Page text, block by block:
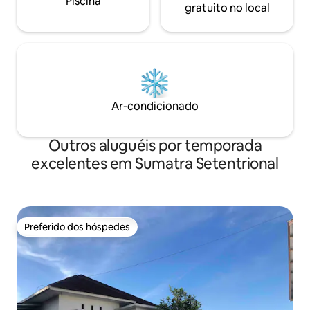
gratuito no local
Ar-condicionado
Outros aluguéis por temporada
excelentes em Sumatra Setentrional
Preferido dos hóspedes
Preferido dos hóspedes